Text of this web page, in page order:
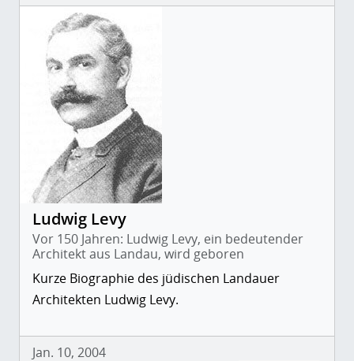
Ludwig Levy
Vor 150 Jahren: Ludwig Levy, ein bedeutender
Architekt aus Landau, wird geboren
Kurze Biographie des jüdischen Landauer
Architekten Ludwig Levy.
Jan. 10, 2004